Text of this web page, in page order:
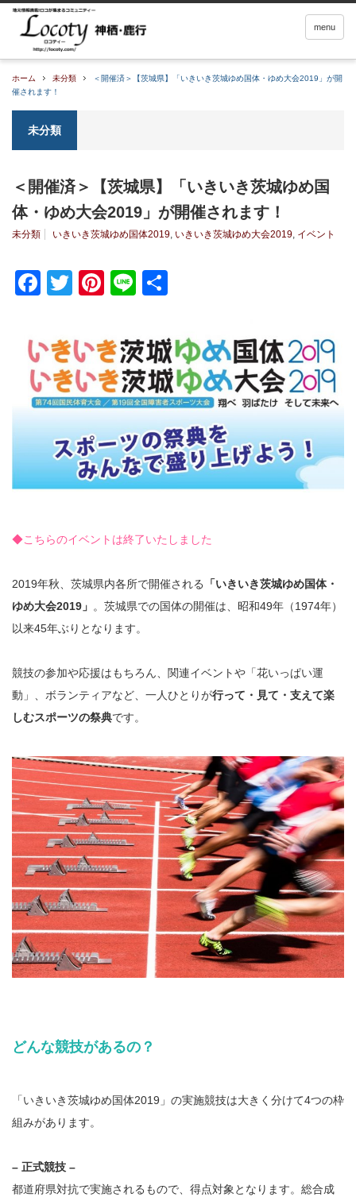
menu
ホーム 未分類
＜開催済＞【茨城県】「いきいき茨城ゆめ国体・ゆめ大会2019」が開
催されます！
未分類
＜開催済＞【茨城県】「いきいき茨城ゆめ国
体・ゆめ大会2019」が開催されます！
未分類 いきいき茨城ゆめ国体2019, いきいき茨城ゆめ大会2019, イベント
Facebook
TwitterPinterest
Line
◆こちらのイベントは終了いたしました
2019年秋、茨城県内各所で開催される
「いきいき茨城ゆめ国体・
ゆめ大会2019」 。茨城県での国体の開催は、昭和49年（1974年）
以来45年ぶりとなります。
競技の参加や応援はもちろん、関連イベントや「花いっぱい運
動」、ボランティアなど、一人ひとりが行って・見て・支えて楽
しむスポーツの祭典です。
どんな競技があるの？
「いきいき茨城ゆめ国体2019」の実施競技は大きく分けて4つの枠
組みがあります。
– 正式競技 –
都道府県対抗で実施されるもので、得点対象となります。総合成